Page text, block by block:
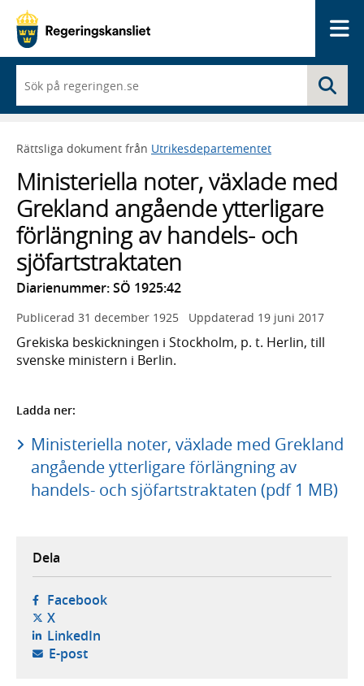
du
börjar
skriva
framträder
lista
med
sökförslag
Rättsliga dokument från Utrikesdepartementet
Ministeriella noter, växlade med
Grekland angående ytterligare
förlängning av handels- och
sjöfartstraktaten
Diarienummer: SÖ 1925:42
Publicerad 31 december 1925 Uppdaterad 19 juni 2017
Grekiska beskickningen i Stockholm, p. t. Herlin, till
svenske ministern i Berlin.
Ladda ner:
Ministeriella noter, växlade med Grekland
angående ytterligare förlängning av
handels- och sjöfartstraktaten (pdf 1 MB)
Dela
Facebook- öppnas i ny flik, extern webbplats,
X- öppnas i ny flik, extern webbplats,
LinkedIn- öppnas i ny flik, extern webbplats,
E-post- öppnar din e-postklient,